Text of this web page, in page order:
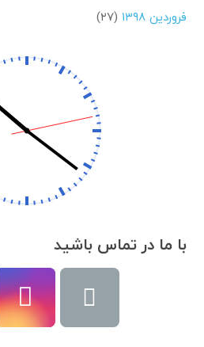
فروردین ۱۳۹۸
(۲۷)
با ما در تماس باشید